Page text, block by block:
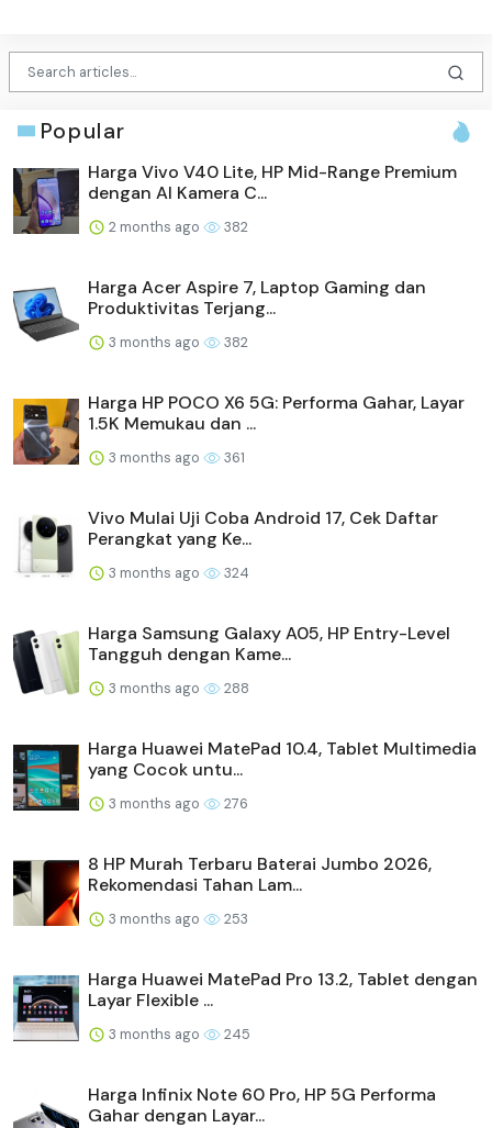
Popular
Harga Vivo V40 Lite, HP Mid-Range Premium
dengan AI Kamera C...
2 months ago 382
Harga Acer Aspire 7, Laptop Gaming dan
Produktivitas Terjang...
3 months ago 382
Harga HP POCO X6 5G: Performa Gahar, Layar
1.5K Memukau dan ...
3 months ago 361
Vivo Mulai Uji Coba Android 17, Cek Daftar
Perangkat yang Ke...
3 months ago 324
Harga Samsung Galaxy A05, HP Entry-Level
Tangguh dengan Kame...
3 months ago 288
Harga Huawei MatePad 10.4, Tablet Multimedia
yang Cocok untu...
3 months ago 276
8 HP Murah Terbaru Baterai Jumbo 2026,
Rekomendasi Tahan Lam...
3 months ago 253
Harga Huawei MatePad Pro 13.2, Tablet dengan
Layar Flexible ...
3 months ago 245
Harga Infinix Note 60 Pro, HP 5G Performa
Gahar dengan Layar...